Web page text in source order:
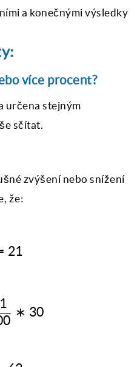
a konečnými výsledky
více procent?
určena stejným
sčítat.
zvýšení nebo snížení
že:
x = 21 % * 30
21
x = \frac{21}{100} * 30
∗ 30